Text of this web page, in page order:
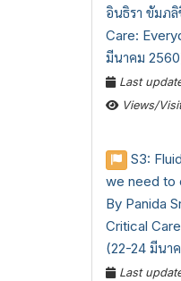
อินธิรา ขัมภ
Care:
มีนาคม
Last
Views/
S3:
we need to
By Panida
Critical
(22-24 มีนา
Last